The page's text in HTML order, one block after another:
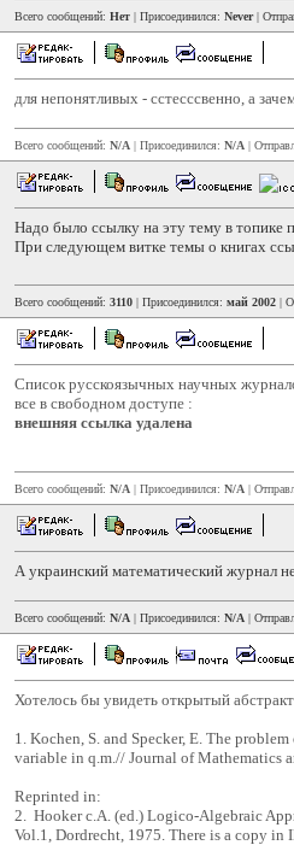
Всего сообщений: Нет | Присоединился: Never|
для непонятливых - сстесссвенно, а
Всего сообщений: N/A | Присоединился: N/A |
Надо было ссылку на эту тему в топике
При следующем витке темы о книгах
Всего сообщений: 3110 | Присоединился: май 2002 |
Список русскоязычных научных
все в свободном доступе :
внешняя ссылка удалена
Всего сообщений: N/A | Присоединился: N/A |
А украинский математический журнал
Всего сообщений: N/A | Присоединился: N/A |
Хотелось бы увидеть открытый
1. Kochen, S. and Specker, E. The
variable in q.m.// Journal of Mathematics
Reprinted in:
2. Hooker c.A. (ed.) Logico-Algebraic
Vol.1, Dordrecht, 1975. There is a copy in